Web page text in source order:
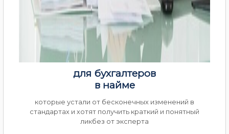
для бухгалтеров
в найме
которые устали от бесконечных изменений в
стандартах и хотят получить краткий и понятный
ликбез от эксперта